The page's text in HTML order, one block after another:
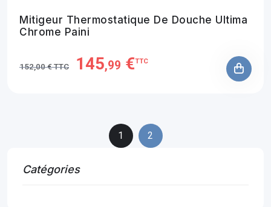
Catégories
Mitigeur Thermostatique De Douche Ultima
Chrome Paini
152,00 € TTC 145,99 €TTC
1 2